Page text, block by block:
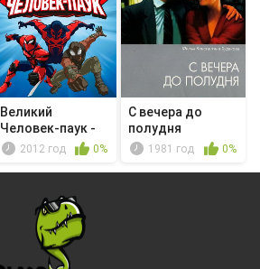
Великий
Человек-паук -
Разоблачённый
2012 год 0%
С вечера до
полудня
1981 год 0%